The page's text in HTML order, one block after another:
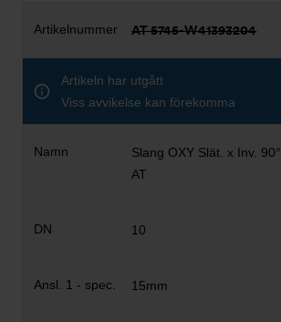
AT 5745-W41393204
Artikeln har utgått
Viss avvikelse kan förekomma
Slang OXY Slät. x Inv. 90°
AT
10
15mm